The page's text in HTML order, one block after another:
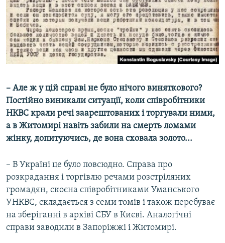
– Але ж у цій справі не було нічого виняткового?
Постійно виникали ситуації, коли співробітники
НКВС крали речі заарештованих і торгували ними,
а в Житомирі навіть забили на смерть ломами
жінку, допитуючись, де вона сховала золото...
– В Україні це було повсюдно. Справа про
розкрадання і торгівлю речами розстріляних
громадян, скоєна співробітниками Уманського
УНКВС, складається з семи томів і також перебуває
на зберіганні в архіві СБУ в Києві. Аналогічні
справи заводили в Запоріжжі і Житомирі.